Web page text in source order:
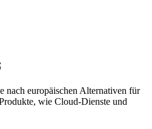
nach europäischen Alternativen für
wie Cloud-Dienste und